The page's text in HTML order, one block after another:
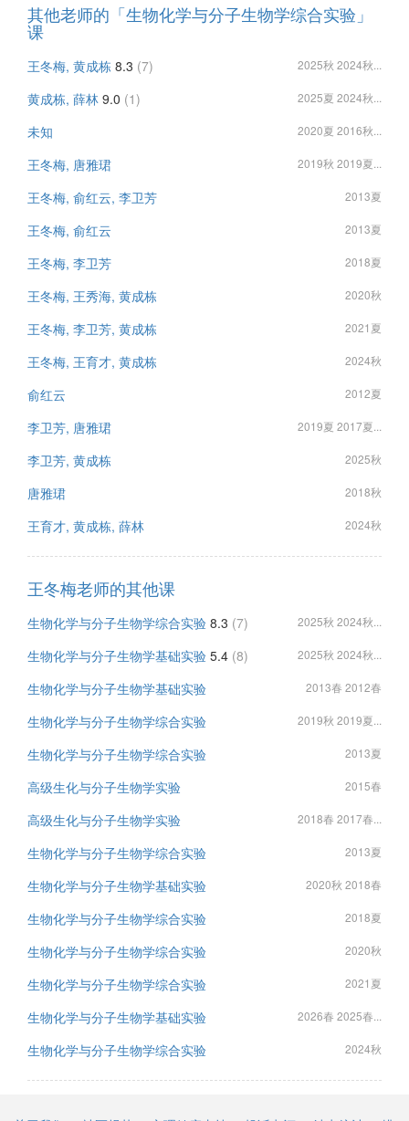
其他老师的「生物化学与分子生物学综合实验」
课
王冬梅, 黄成栋 8.3 (7) 2025秋 2024秋...
黄成栋, 薛林 9.0 (1) 2025夏 2024秋...
未知 2020夏 2016秋...
王冬梅, 唐雅珺 2019秋 2019夏...
王冬梅, 俞红云, 李卫芳 2013夏
王冬梅, 俞红云 2013夏
王冬梅, 李卫芳 2018夏
王冬梅, 王秀海, 黄成栋 2020秋
王冬梅, 李卫芳, 黄成栋 2021夏
王冬梅, 王育才, 黄成栋 2024秋
俞红云 2012夏
李卫芳, 唐雅珺 2019夏 2017夏...
李卫芳, 黄成栋 2025秋
唐雅珺 2018秋
王育才, 黄成栋, 薛林 2024秋
王冬梅老师的其他课
生物化学与分子生物学综合实验 8.3 (7) 2025秋 2024秋...
生物化学与分子生物学基础实验 5.4 (8) 2025秋 2024秋...
生物化学与分子生物学基础实验 2013春 2012春
生物化学与分子生物学综合实验 2019秋 2019夏...
生物化学与分子生物学综合实验 2013夏
高级生化与分子生物学实验 2015春
高级生化与分子生物学实验 2018春 2017春...
生物化学与分子生物学综合实验 2013夏
生物化学与分子生物学基础实验 2020秋 2018春
生物化学与分子生物学综合实验 2018夏
生物化学与分子生物学综合实验 2020秋
生物化学与分子生物学综合实验 2021夏
生物化学与分子生物学基础实验 2026春 2025春...
生物化学与分子生物学综合实验 2024秋